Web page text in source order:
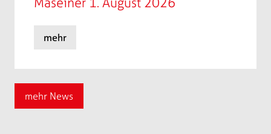
mehr
mehr News